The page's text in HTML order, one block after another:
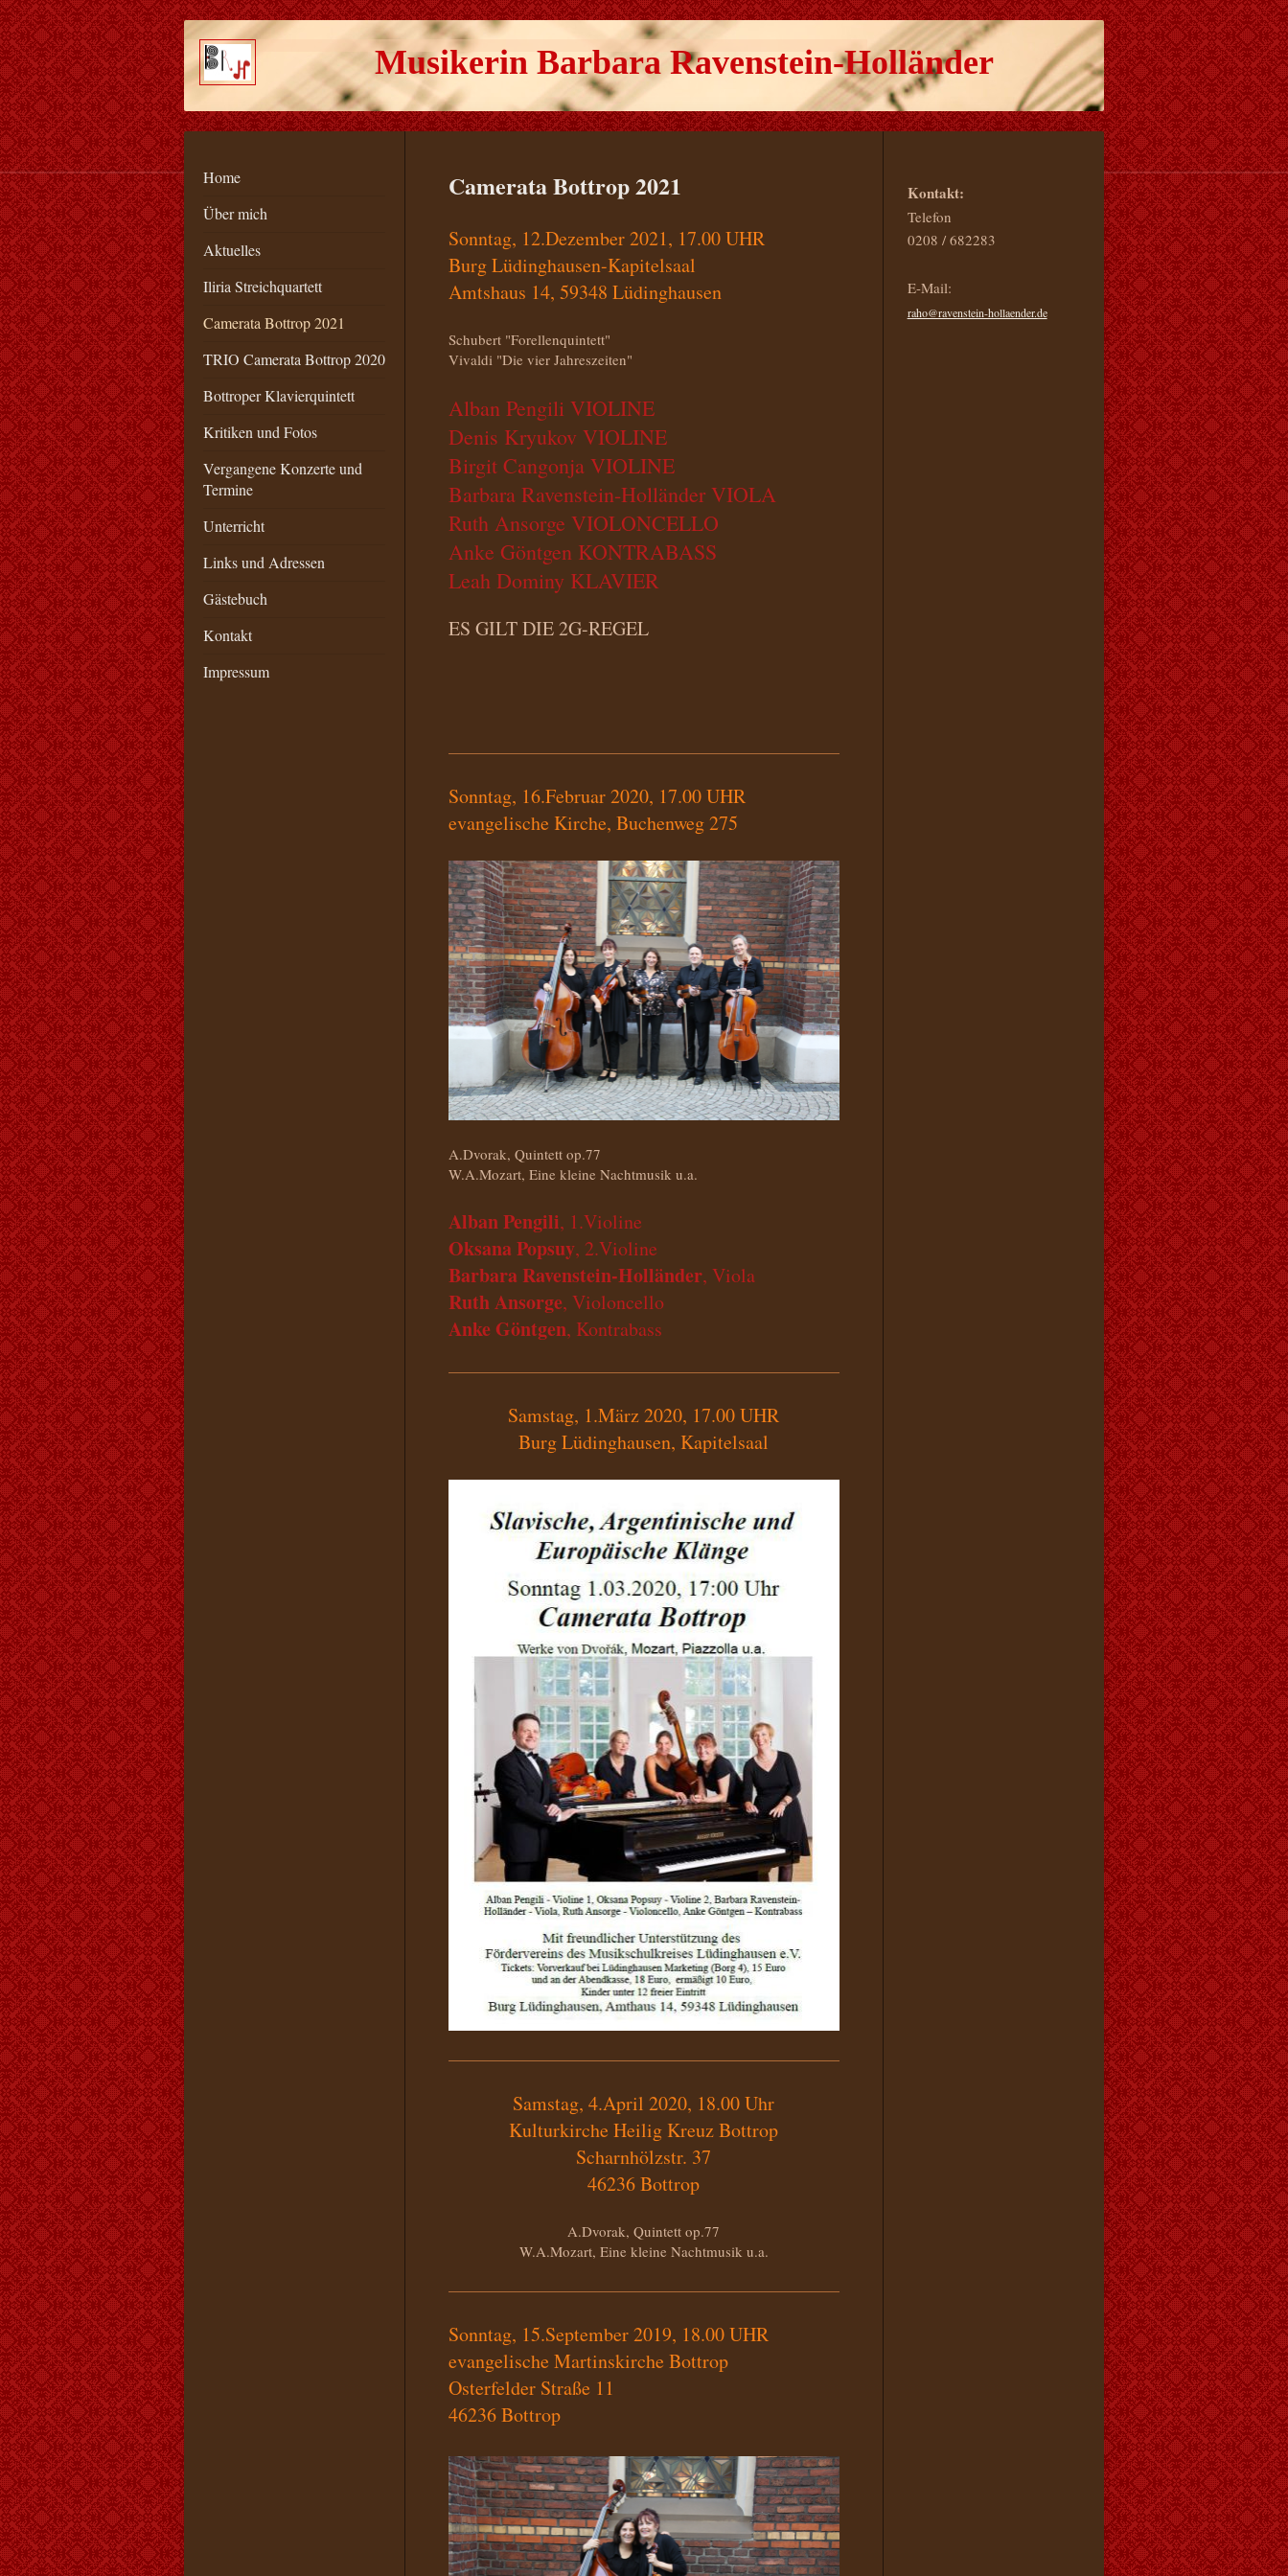
Musikerin Barbara Ravenstein-Holländer
Home
Über mich
Aktuelles
Iliria Streichquartett
Camerata Bottrop 2021
TRIO Camerata Bottrop 2020
Bottroper Klavierquintett
Kritiken und Fotos
Vergangene Konzerte und
Termine
Unterricht
Links und Adressen
Gästebuch
Kontakt
Impressum
Camerata Bottrop 2021
Sonntag, 12.Dezember 2021, 17.00 UHR
Burg Lüdinghausen-Kapitelsaal
Amtshaus 14, 59348 Lüdinghausen
Schubert "Forellenquintett"
Vivaldi "Die vier Jahreszeiten"
Alban Pengili VIOLINE
Denis Kryukov VIOLINE
Birgit Cangonja VIOLINE
Barbara Ravenstein-Holländer VIOLA
Ruth Ansorge VIOLONCELLO
Anke Göntgen KONTRABASS
Leah Dominy KLAVIER
ES GILT DIE 2G-REGEL
Sonntag, 16.Februar 2020, 17.00 UHR
evangelische Kirche, Buchenweg 275
A.Dvorak, Quintett op.77
W.A.Mozart, Eine kleine Nachtmusik u.a.
Alban Pengili, 1.Violine
Oksana Popsuy, 2.Violine
Barbara Ravenstein-Holländer, Viola
Ruth Ansorge, Violoncello
Anke Göntgen, Kontrabass
Samstag, 1.März 2020, 17.00 UHR
Burg Lüdinghausen, Kapitelsaal
Samstag, 4.April 2020, 18.00 Uhr
Kulturkirche Heilig Kreuz Bottrop
Scharnhölzstr. 37
46236 Bottrop
A.Dvorak, Quintett op.77
W.A.Mozart, Eine kleine Nachtmusik u.a.
Sonntag, 15.September 2019, 18.00 UHR
evangelische Martinskirche Bottrop
Osterfelder Straße 11
46236 Bottrop
Kontakt:
Telefon
0208 / 682283
E-Mail:
raho@ravenstein-hollaender.de